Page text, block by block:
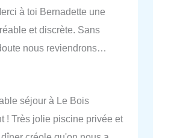
à toi Bernadette une
et discrète. Sans
nous reviendrons…
séjour à Le Bois
! Très jolie piscine privée et